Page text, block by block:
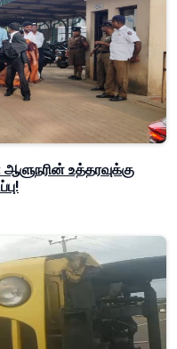
உத்தரவுக்கு